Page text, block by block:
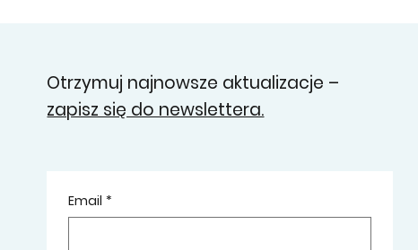
Otrzymuj najnowsze aktualizacje –
zapisz się do newslettera.
Email *